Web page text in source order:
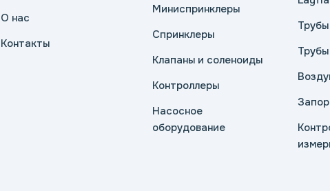
О нас
Контакты
Миниспринклеры
Спринклеры
Клапаны и соленоиды
Контроллеры
Насосное
оборудование